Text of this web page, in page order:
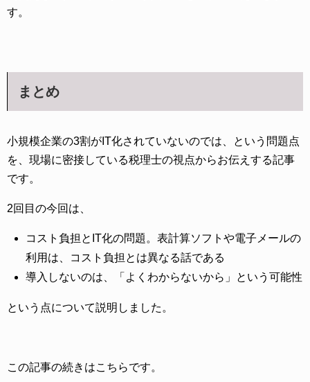
す。
まとめ
小規模企業の3割がIT化されていないのでは、という問題点
を、現場に密接している税理士の視点からお伝えする記事
です。
2回目の今回は、
コスト負担とIT化の問題。表計算ソフトや電子メールの
利用は、コスト負担とは異なる話である
導入しないのは、「よくわからないから」という可能性
という点について説明しました。
この記事の続きはこちらです。